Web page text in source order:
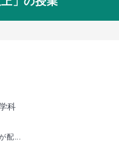
科
配...